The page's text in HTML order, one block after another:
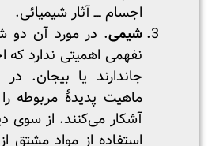
اجسام ـــ آثار شیمیائی.
شیمی. در مورد آن
نفهمی اهمیتی ندارد
جاندارند یا بیجان. در
ماهیت پدیدۀ مربوطه
آشکار می‌کنند. از سوی
استفاده از مواد مشتق